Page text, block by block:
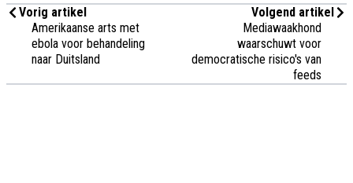
Vorig artikel
Amerikaanse arts met
ebola voor behandeling
naar Duitsland
Volgend artikel
Mediawaakhond
waarschuwt voor
democratische risico's van
feeds